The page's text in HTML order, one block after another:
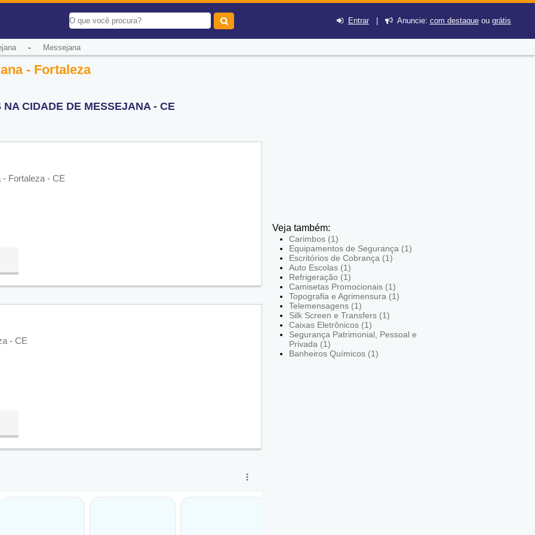
Entrar| Anuncie: com destaqueou grátis
- Messejana
- Fortaleza
CIDADE DE MESSEJANA - CE
- Fortaleza - CE
- CE
Veja também:
Carimbos (1)
Equipamentos de Segurança (1)
Escritórios de Cobrança (1)
Auto Escolas (1)
Refrigeração (1)
Camisetas Promocionais (1)
Topografia e Agrimensura (1)
Telemensagens (1)
Silk Screen e Transfers (1)
Caixas Eletrônicos (1)
Segurança Patrimonial, Pessoal e
Privada (1)
Banheiros Químicos (1)